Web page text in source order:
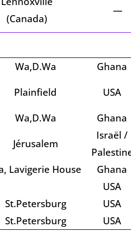
(Canada)
—
Wa,D.Wa
Ghana
Plainfield
USA
Wa,D.Wa
Ghana
Jérusalem
Israël /
Lavigerie House
Ghana
USA
St.Petersburg
USA
St.Petersburg USA